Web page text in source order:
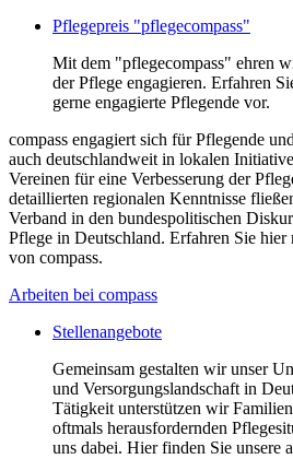
Pflegepreis "pflegecompass"
Mit dem "pflegecompass" ehren
der Pflege engagieren. Erfahren
gerne engagierte Pflegende vor.
compass engagiert sich für Pflegende
auch deutschlandweit in lokalen
Vereinen für eine Verbesserung der
detaillierten regionalen Kenntnisse
Verband in den bundespolitischen
Pflege in Deutschland. Erfahren Sie hier
von compass.
Arbeiten bei compass
Stellenangebote
Gemeinsam gestalten wir unser
und Versorgungslandschaft in
Tätigkeit unterstützen wir
oftmals herausfordernden
uns dabei. Hier finden Sie unsere